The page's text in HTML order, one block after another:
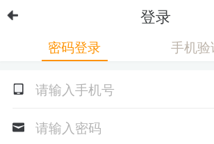
登录
密码登录 手机